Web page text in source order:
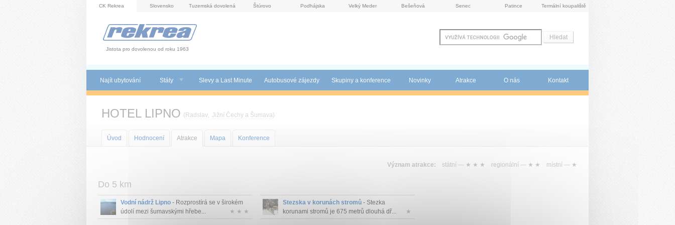
CK Rekrea Slovensko Tuzemská dovolená Štúrovo Podhájska Velký Meder Bešeňová Senec Patince Termální koupaliště
Jistota pro dovolenou od roku 1963
Najít ubytování Státy Slevy a Last Minute Autobusové zájezdy Skupiny a konference Novinky Atrakce O nás Kontakt
HOTEL LIPNO ( Radslav, Jižní Čechy a Šumava)
Úvod Hodnocení Atrakce Mapa Konference
Význam atrakce: státní — ★ ★ ★ regionální — ★ ★ místní — ★
Do 5 km
Vodní nádrž Lipno - Rozprostírá se v širokém
údolí mezi šumavskými hřebe...
★ ★ ★
Stezska v korunách stromů- Stezka
korunami stromů je 675 metrů dlouhá dř...
★